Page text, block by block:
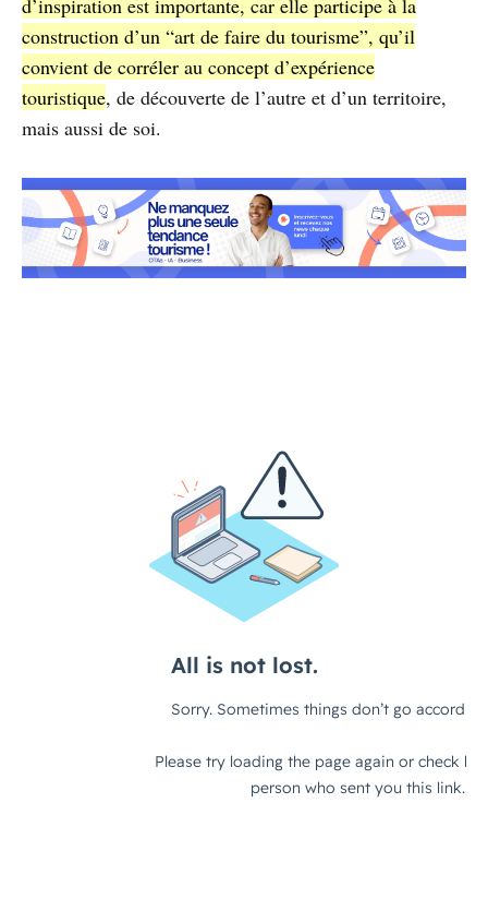
construction d’un “art de faire du tourisme”, qu’il
convient de corréler au concept d’expérience
touristique, de découverte de l’autre et d’un territoire,
mais aussi de soi.